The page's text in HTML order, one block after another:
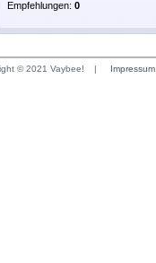
Empfehlungen: 0
© 2021 Vaybee! | Impressum